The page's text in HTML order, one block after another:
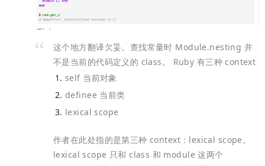
这个地方翻译欠妥。查找常量时 Module.nesting 并
不是当前的代码定义的 class。
Ruby 有三种 context
self 当前对象
definee 当前类
lexical scope
作者在此处指的是第三种 context：lexical scope。
lexical scope 只和 class 和 module 这两个